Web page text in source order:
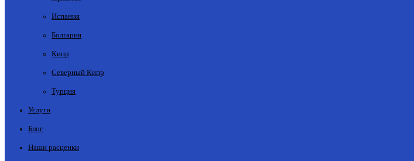
Испания
Болгария
Кипр
Северный Кипр
Турция
Услуги
Блог
Наши расценки